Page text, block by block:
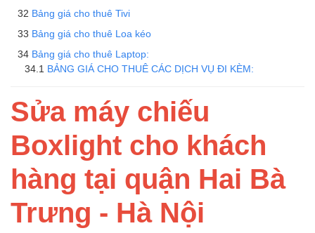
Bảng giá cho thuê Tivi
Bảng giá cho thuê Loa kéo
Bảng giá cho thuê Laptop:
BẢNG GIÁ CHO THUÊ CÁC DỊCH VỤ ĐI KÈM:
Sửa máy chiếu
Boxlight cho khách
hàng tại quận Hai Bà
Trưng - Hà Nội